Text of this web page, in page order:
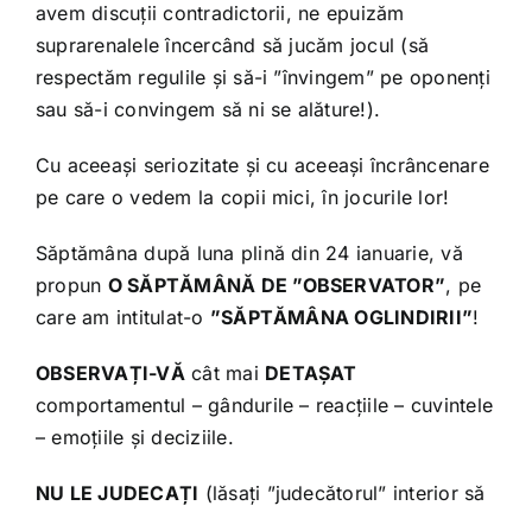
avem discuții contradictorii, ne epuizăm
suprarenalele încercând să jucăm jocul (să
respectăm regulile și să-i ”învingem” pe oponenți
sau să-i convingem să ni se alăture!).
Cu aceeași seriozitate și cu aceeași încrâncenare
pe care o vedem la copii mici, în jocurile lor!
Săptămâna după luna plină din 24 ianuarie, vă
propun O SĂPTĂMÂNĂ DE ”OBSERVATOR”, pe
care am intitulat-o ”SĂPTĂMÂNA OGLINDIRII”!
OBSERVAȚI-VĂcât mai DETAȘAT
comportamentul – gândurile – reacțiile – cuvintele
– emoțiile și deciziile.
NU LE JUDECAȚI (lăsați ”judecătorul” interior să